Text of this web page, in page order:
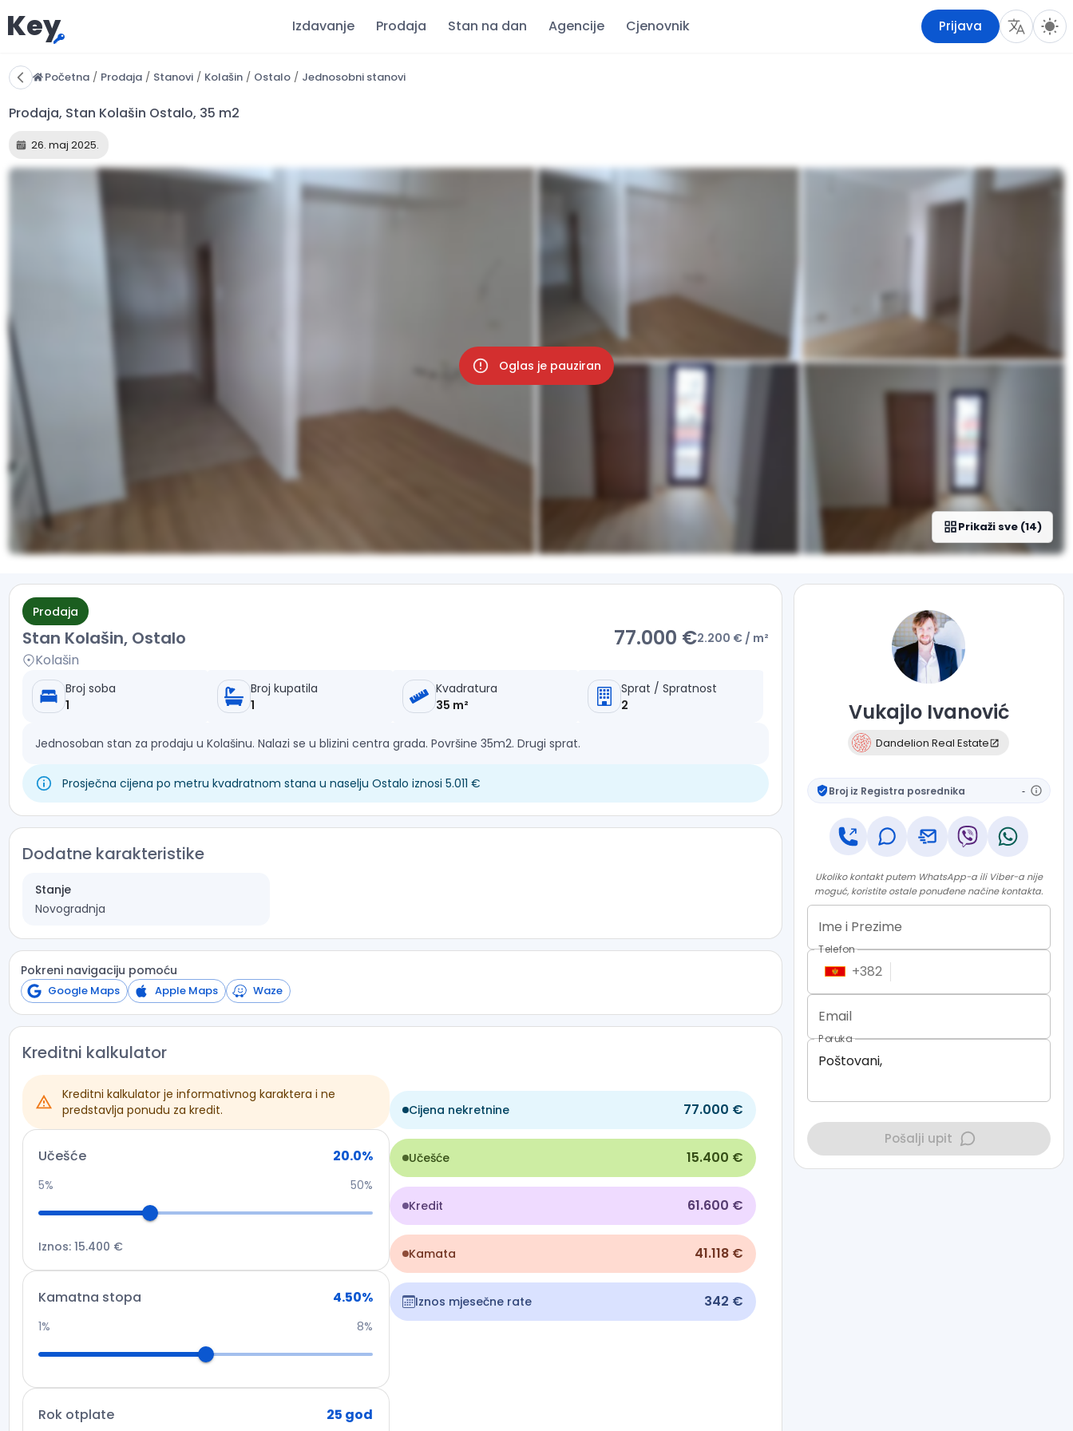
Key Izdavanje Prodaja Stan na dan Agencije Cjenovnik Prijava
Početna / Prodaja / Stanovi / Kolašin / Ostalo / Jednosobni stanovi
26. maj 2025.
Oglas je pauziran
Prikaži sve(14)
Vukajlo Ivanović
Dandelion Real Estate
Broj iz Registra posrednika -
Ukoliko kontakt putem WhatsApp-a ili Viber-a nije
moguć, koristite ostale ponuđene načine kontakta.
Ime i Prezime
Telefon
+382
Email
Poruka
Pošalji upit
Prodaja
Stan Kolašin, Ostalo
Kolašin
77.000 €2.200 € / m²
Broj soba
1
Broj kupatila
1
Kvadratura
35 m²
Sprat / Spratnost
2
Jednosoban stan za prodaju u Kolašinu. Nalazi se u blizini centra grada. Površine 35m2. Drugi sprat.
Prosječna cijena po metru kvadratnom stana u naselju Ostalo iznosi 5.011 €
Dodatne karakteristike
Stanje
Novogradnja
Kreditni kalkulator
Kreditni kalkulator je informativnog karaktera i ne
predstavlja ponudu za kredit.
Učešće 20.0%
5% 50%
Iznos:15.400 €
Kamatna stopa 4.50%
1% 8%
Rok otplate 25 god
Cijena nekretnine 77.000 €
Učešće 15.400 €
Kredit 61.600 €
Kamata 41.118 €
Iznos mjesečne rate 342 €
Pokreni navigaciju pomoću
Google Maps Apple Maps Waze